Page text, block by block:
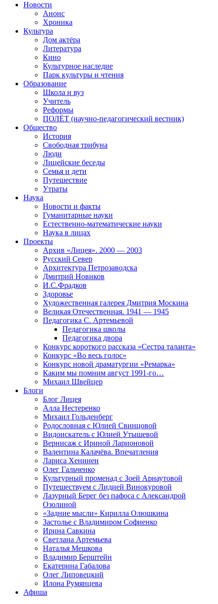
Новости
Анонс
Хроника
Культура
Дом актёра
Литература
Кино
Культурное наследие
Парк культуры и чтения
Образование
Школа и вуз
Учитель
Реформы
ПОЛЁТ (научно-педагогический вестник)
Общество
История
Свободная трибуна
Люди
Лицейские беседы
Семья и дети
Путешествие
Утраты
Наука
Новости и факты
Гуманитарные науки
Естественно-математические науки
Наука в лицах
Проекты
Архив «Лицея». 2000 — 2003
Русский Север
Архитектура Петрозаводска
Дмитрий Новиков
И.С.Фрадков
Здоровье
Художественная галерея Дмитрия Москина
Великая Отечественная. 1941 — 1945
Педагогика С. Артемьевой
Педагогика школы
Педагогика двора
Конкурс короткого рассказа «Сестра таланта»
Конкурс «Во весь голос»
Конкурс новой драматургии «Ремарка»
Каким мы помним август 1991-го…
Михаил Швейцер
Блоги
Блог Лицея
Алла Нестеренко
Михаил Гольденберг
Родословная с Юлией Свинцовой
Видоискатель с Юлией Утышевой
Вернисаж с Ириной Ларионовой
Валентина Калачёва. Впечатления
Лариса Хенинен
Олег Гальченко
Культурный променад с Зоей Арнаутовой
Путешествуем с Лидией Винокуровой
Лазурный Берег без пафоса с Александрой
Озолиной
«Задние мысли» Кирилла Олюшкина
Застолье с Владимиром Софиенко
Ирина Савкина
Светлана Артемьева
Наталья Мешкова
Владимир Берштейн
Екатерина Габалова
Олег Липовецкий
Илона Румянцева
Афиша